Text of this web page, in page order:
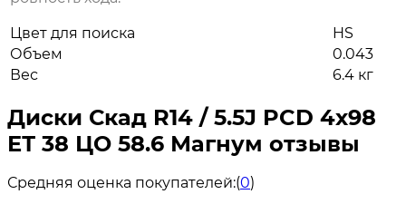
Цвет для поиска
HS
Объем
0.043
Вес
6.4 кг
Диски Скад R14 / 5.5J PCD 4x98
ЕТ 38 ЦО 58.6 Магнум отзывы
Средняя оценка покупателей:(0)